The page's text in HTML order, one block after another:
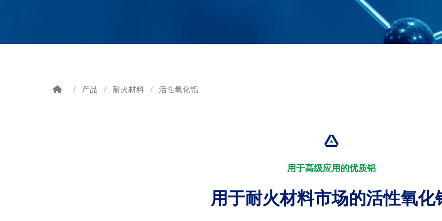
Breadcrumb
产品 耐火材料 活性氧化铝
用于高级应用的优质铝
用于耐火材料市场的活性氧化